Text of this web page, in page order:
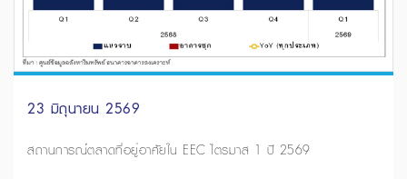
23 มิถุนายน 2569
สถานการณ์ตลาดที่อยู่อาศัยใน EEC ไตรมาส 1 ปี 2569